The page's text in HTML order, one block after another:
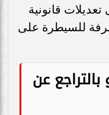
قانونية
للسيطرة على
عن